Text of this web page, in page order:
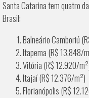
Santa Catarina tem quatro
Brasil:
Balneário Camboriú
Itapema (R$ 13.848/
Vitória (R$ 12.920/
Itajaí (R$ 12.376/m²)
Florianópolis (R$